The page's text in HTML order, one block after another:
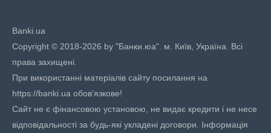
Banki.ua
Copyright © 2018-2026 by "Банки.юа". м. Київ, Україна. Всі
права захищені.
При використанні матеріалів сайту посилання на
https://banki.ua обов'язкове!
Сайт не є фінансовою установою, не видає кредити і не несе
відповідальності за будь-які укладені договори. Інформація